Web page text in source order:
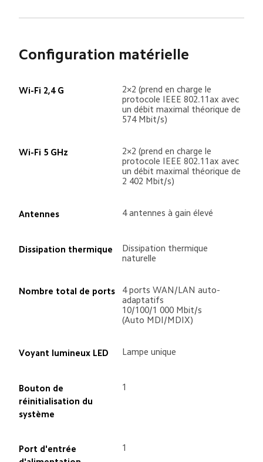
Configuration matérielle
Wi-Fi 2,4 G
2×2 (prend en charge le
protocole IEEE 802.11ax avec
un débit maximal théorique de
574 Mbit/s)
Wi-Fi 5 GHz
2×2 (prend en charge le
protocole IEEE 802.11ax avec
un débit maximal théorique de
2 402 Mbit/s)
Antennes 4 antennes à gain élevé
Dissipation thermique
Dissipation thermique
naturelle
Nombre total de ports
4 ports WAN/LAN auto-
adaptatifs
10/100/1 000 Mbit/s
(Auto MDI/MDIX)
Voyant lumineux LED Lampe unique
Bouton de
réinitialisation du
système
1
Port d'entrée
1